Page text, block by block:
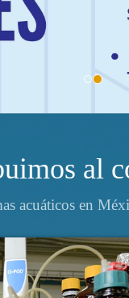
al
acuáticos en